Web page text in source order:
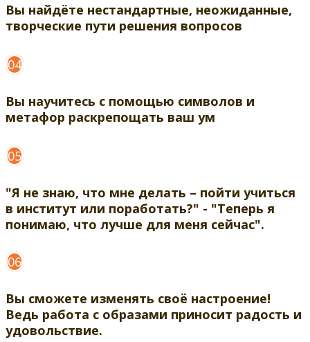
Вы найдёте нестандартные, неожиданные,
творческие пути решения вопросов
04
Вы научитесь с помощью символов и
метафор раскрепощать ваш ум
05
"Я не знаю, что мне делать – пойти учиться
в институт или поработать?" - "Теперь я
понимаю, что лучше для меня сейчас".
06
Вы сможете изменять своё настроение!
Ведь работа с образами приносит радость и
удовольствие.